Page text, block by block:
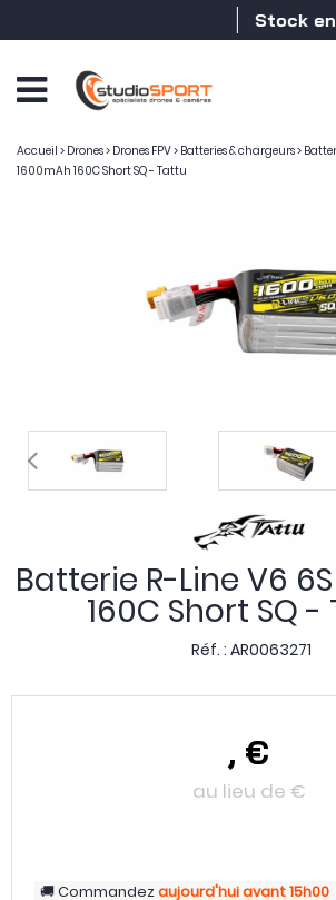
Stock en
Accueil > Drones> Drones FPV> Batteries & chargeurs>
1600mAh 160C Short SQ - Tattu
Batterie R-Line V6
160C Short SQ
Réf. : AR0063271
, €
au lieu de €
Commandezaujourd'huiavant 15h00